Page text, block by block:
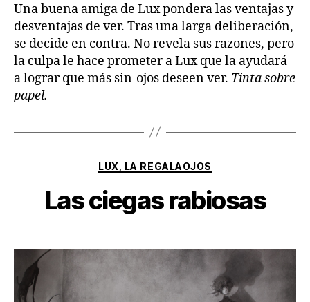
Una buena amiga de Lux pondera las ventajas y
desventajas de ver. Tras una larga deliberación,
se decide en contra. No revela sus razones, pero
la culpa le hace prometer a Lux que la ayudará
a lograr que más sin-ojos deseen ver. Tinta sobre
papel.
Categorías
LUX, LA REGALAOJOS
Las ciegas rabiosas